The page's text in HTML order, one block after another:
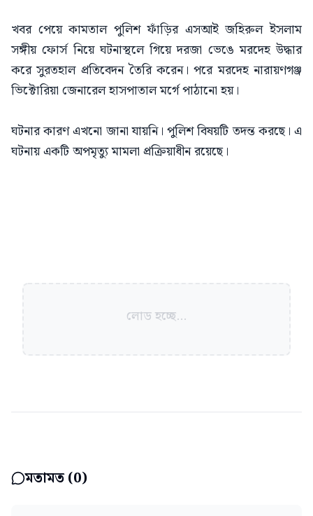
খবর পেয়ে কামতাল পুলিশ ফাঁড়ির এসআই জহিরুল ইসলাম
সঙ্গীয় ফোর্স নিয়ে ঘটনাস্থলে গিয়ে দরজা ভেঙে মরদেহ উদ্ধার
করে সুরতহাল প্রতিবেদন তৈরি করেন। পরে মরদেহ নারায়ণগঞ্জ
ভিক্টোরিয়া জেনারেল হাসপাতাল মর্গে পাঠানো হয়।
ঘটনার কারণ এখনো জানা যায়নি। পুলিশ বিষয়টি তদন্ত করছে। এ
ঘটনায় একটি অপমৃত্যু মামলা প্রক্রিয়াধীন রয়েছে।
লোড হচ্ছে...
মতামত (0)